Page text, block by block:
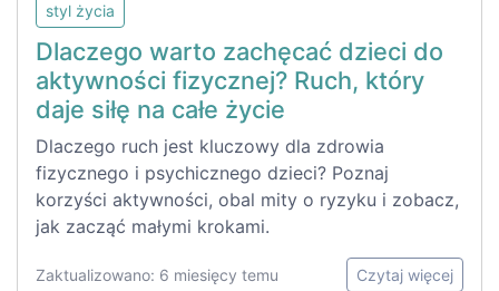
styl życia
Dlaczego warto zachęcać dzieci do
aktywności fizycznej? Ruch, który
daje siłę na całe życie
Dlaczego ruch jest kluczowy dla zdrowia
fizycznego i psychicznego dzieci? Poznaj
korzyści aktywności, obal mity o ryzyku i zobacz,
jak zacząć małymi krokami.
Zaktualizowano: 6 miesięcy temu Czytaj więcej